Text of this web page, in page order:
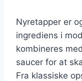
Nyretapper er
ingrediens i
kombineres
saucer for at
Fra klassiske